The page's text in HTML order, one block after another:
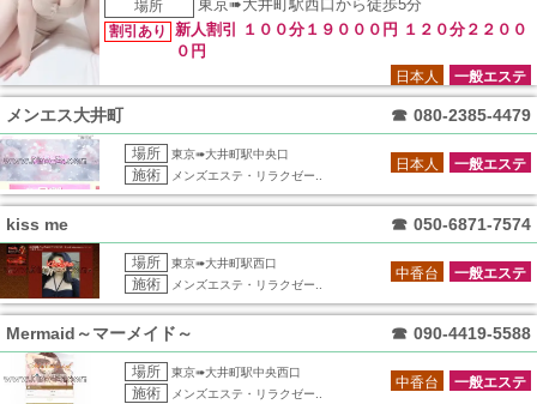
場所
東京➠大井町駅西口から徒歩5分
割引あり
新人割引 １００分１９０００円 １２０分２２００
０円
一般エステ
日本人
メンエス大井町 ☎ 080-2385-4479
場所 東京➠大井町駅中央口
施術 メンズエステ・リラクゼー..
一般エステ
日本人
kiss me ☎ 050-6871-7574
場所 東京➠大井町駅西口
施術 メンズエステ・リラクゼー..
一般エステ
中香台
Mermaid～マーメイド～ ☎ 090-4419-5588
場所 東京➠大井町駅中央西口
施術 メンズエステ・リラクゼー..
一般エステ
中香台